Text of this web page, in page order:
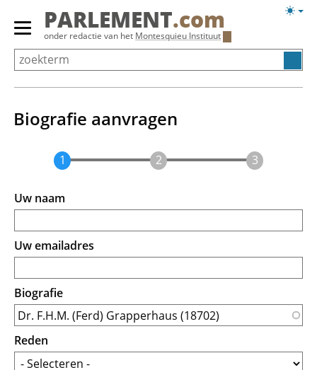
Overslaan
Primair
menu
tonen/verbergen
PARLEMENT.com
onder redactie van het Montesquieu Instituut
Biografie aanvragen
Uw naam
Uw emailadres
Biografie
Reden